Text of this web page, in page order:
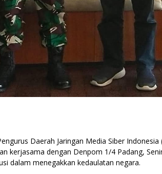
Daerah Jaringan Media Siber Indonesia
kerjasama dengan Denpom 1/4 Padang,
dalam menegakkan kedaulatan negara.